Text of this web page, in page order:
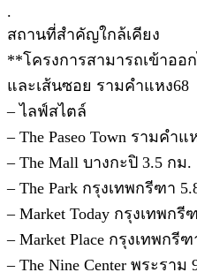
.
สถานที่สำคัญใกล้เคียง
**โครงการสามารถเข้าออ
และเส้นซอย รามคำแหง68
– ไลฟ์สไตล์
– The Paseo Town รามคำแ
– The Mall บางกะปิ 3.5 กม.
– The Park กรุงเทพกรีฑา
– Market Today กรุงเทพกรี
– Market Place กรุงเทพกรี
– The Nine Center พระราม